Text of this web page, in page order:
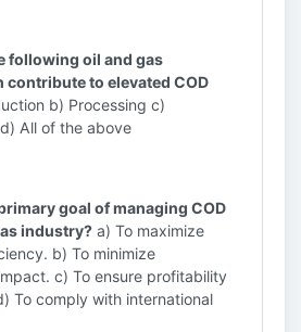
following oil and gas
contribute to elevated COD
b) Processing c)
All of the above
goal of managing COD
industry? a) To maximize
b) To minimize
c) To ensure profitability
To comply with international